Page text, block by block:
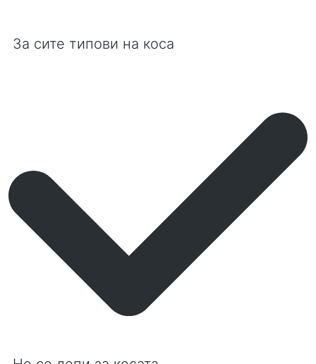
За сите типови на коса